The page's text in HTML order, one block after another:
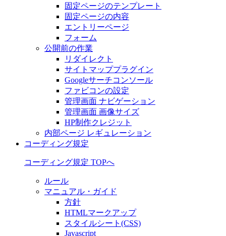
固定ページのテンプレート
固定ページの内容
エントリーページ
フォーム
公開前の作業
リダイレクト
サイトマッププラグイン
Googleサーチコンソール
ファビコンの設定
管理画面 ナビゲーション
管理画面 画像サイズ
HP制作クレジット
内部ページ レギュレーション
コーディング規定
コーディング規定 TOPへ
ルール
マニュアル・ガイド
方針
HTMLマークアップ
スタイルシート(CSS)
Javascript